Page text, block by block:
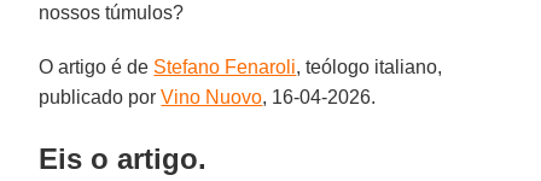
nossos túmulos?
O artigo é de Stefano Fenaroli, teólogo italiano,
publicado porVino Nuovo, 16-04-2026.
Eis o artigo.